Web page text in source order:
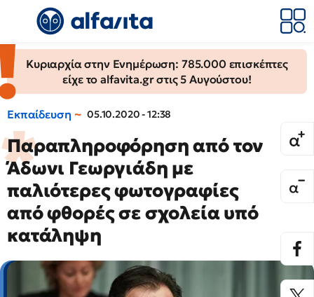
Κυριαρχία στην Ενημέρωση: 785.000 επισκέπτες
είχε το alfavita.gr στις 5 Αυγούστου!
Εκπαίδευση 05.10.2020 - 12:38
Παραπληροφόρηση από τον
Άδωνι Γεωργιάδη με
παλιότερες φωτογραφίες
από φθορές σε σχολεία υπό
κατάληψη